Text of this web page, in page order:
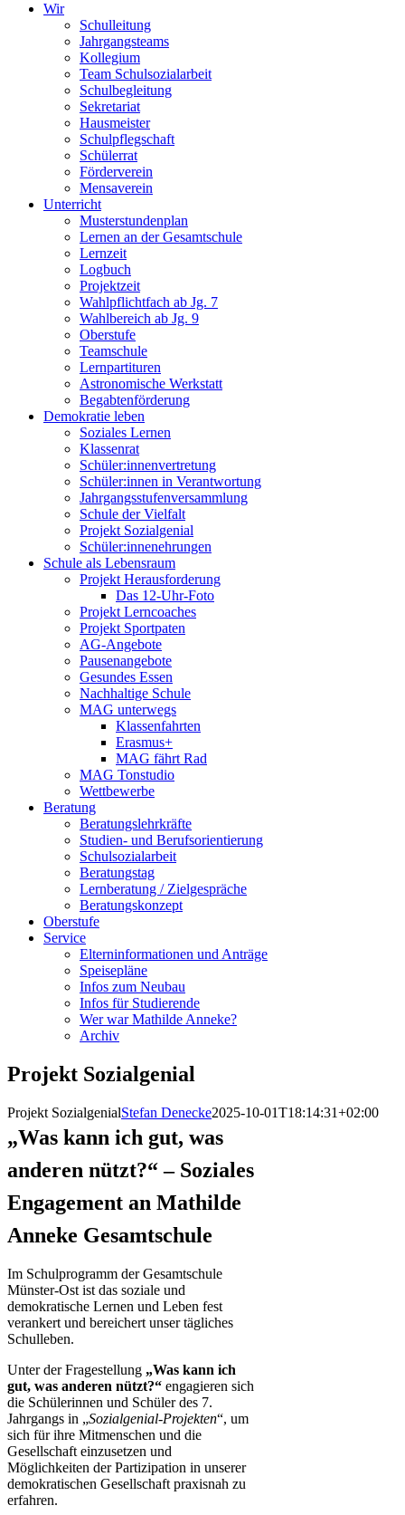
Wir
Schulleitung
Jahrgangsteams
Kollegium
Team Schulsozialarbeit
Schulbegleitung
Sekretariat
Hausmeister
Schulpflegschaft
Schülerrat
Förderverein
Mensaverein
Unterricht
Musterstundenplan
Lernen an der Gesamtschule
Lernzeit
Logbuch
Projektzeit
Wahlpflichtfach ab Jg. 7
Wahlbereich ab Jg. 9
Oberstufe
Teamschule
Lernpartituren
Astronomische Werkstatt
Begabtenförderung
Demokratie leben
Soziales Lernen
Klassenrat
Schüler:innenvertretung
Schüler:innen in Verantwortung
Jahrgangsstufenversammlung
Schule der Vielfalt
Projekt Sozialgenial
Schüler:innenehrungen
Schule als Lebensraum
Projekt Herausforderung
Das 12-Uhr-Foto
Projekt Lerncoaches
Projekt Sportpaten
AG-Angebote
Pausenangebote
Gesundes Essen
Nachhaltige Schule
MAG unterwegs
Klassenfahrten
Erasmus+
MAG fährt Rad
MAG Tonstudio
Wettbewerbe
Beratung
Beratungslehrkräfte
Studien- und Berufsorientierung
Schulsozialarbeit
Beratungstag
Lernberatung / Zielgespräche
Beratungskonzept
Oberstufe
Service
Elterninformationen und Anträge
Speisepläne
Infos zum Neubau
Infos für Studierende
Wer war Mathilde Anneke?
Archiv
Projekt Sozialgenial
Projekt SozialgenialStefan Denecke2025-10-01T18:14:31+02:00
„Was kann ich gut, was
anderen nützt?“ – Soziales
Engagement an Mathilde
Anneke Gesamtschule
Im Schulprogramm der Gesamtschule
Münster-Ost ist das soziale und
demokratische Lernen und Leben fest
verankert und bereichert unser tägliches
Schulleben.
Unter der Fragestellung „Was kann ich
gut, was anderen nützt?“ engagieren sich
die Schülerinnen und Schüler des 7.
Jahrgangs in „Sozialgenial-Projekten“, um
sich für ihre Mitmenschen und die
Gesellschaft einzusetzen und
Möglichkeiten der Partizipation in unserer
demokratischen Gesellschaft praxisnah zu
erfahren.